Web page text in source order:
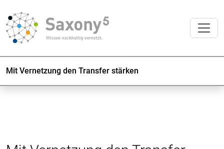
Mit Vernetzung den Transfer stärken